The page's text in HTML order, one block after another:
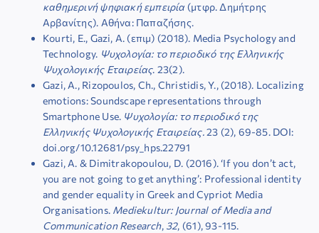
καθημερινή ψηφιακή εμπειρία(μτφρ. Δημήτρης
Αρβανίτης). Αθήνα: Παπαζήσης.
Kourti, E., Gazi, A. (επιμ) (2018). Media Psychology and
Technology. Ψυχολογία: το περιοδικό της Ελληνικής
Ψυχολογικής Εταιρείας. 23(2).
Gazi, A., Rizopoulos, Ch., Christidis, Y., (2018). Localizing
emotions: Soundscape representations through
Smartphone Use. Ψυχολογία: το περιοδικό της
Ελληνικής Ψυχολογικής Εταιρείας.23 (2), 69-85. DOI:
doi.org/10.12681/psy_hps.22791
Gazi, A. & Dimitrakopoulou, D. (2016). ‘If you don’t act,
you are not going to get anything’: Professional identity
and gender equality in Greek and Cypriot Media
Organisations. Mediekultur: Journal of Media and
Communication Research,32, (61), 93-115.